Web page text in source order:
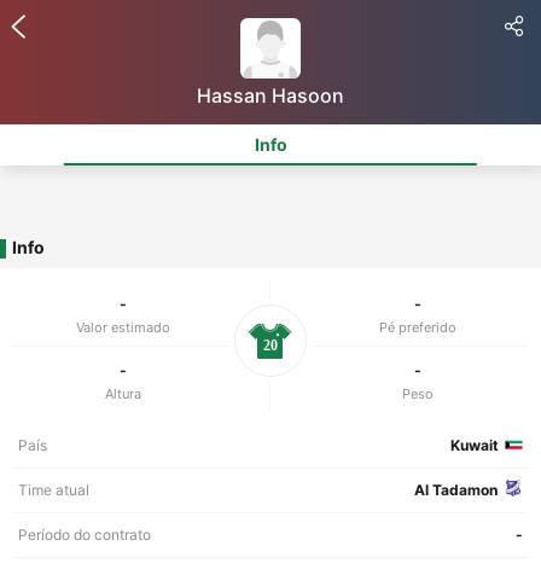
Hassan Hasoon
Info
Info
-
Valor estimado
-
Pé preferido
-
Altura
-
Peso
20
País Kuwait
Time atual Al Tadamon
Período do contrato -